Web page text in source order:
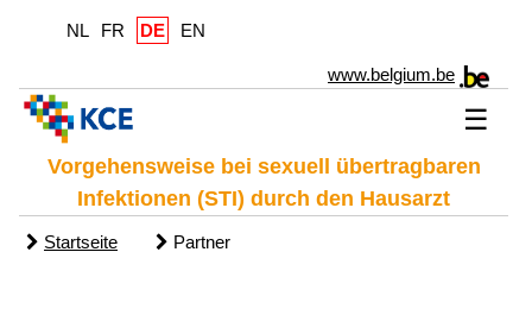
NL FR DE EN
www.belgium.be
☰
Vorgehensweise bei sexuell übertragbaren
Infektionen (STI) durch den Hausarzt
Startseite Partner